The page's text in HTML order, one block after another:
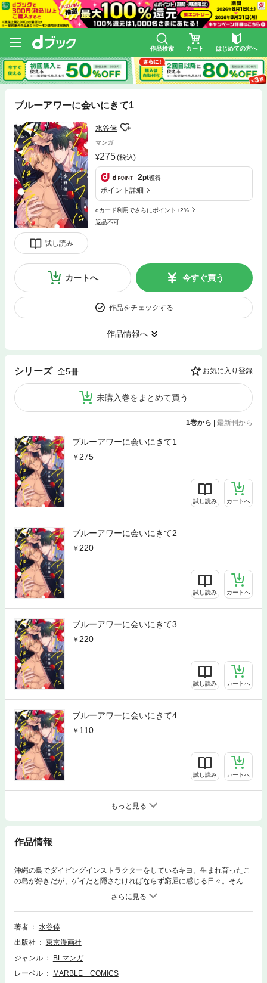
作品検索 カート はじめての方へ
ブルーアワーに会いにきて1
試し読み
水谷倖
マンガ
275(税込)
2pt獲得
ポイント詳細
dカード利用でさらにポイント+2%
返品不可
カートへ 今すぐ買う
作品をチェックする
作品情報へ
シリーズ 全5冊 お気に入り登録
未購入巻をまとめて買う
1巻から | 最新刊から
ブルーアワーに会いにきて1
275
試し読み カートへ
ブルーアワーに会いにきて2
220
試し読み カートへ
ブルーアワーに会いにきて3
220
試し読み カートへ
ブルーアワーに会いにきて4
110
試し読み カートへ
もっと見る
作品情報
沖縄の島でダイビングインストラクターをしているキヨ。生まれ育ったこ
の島が好きだが、ゲイだと隠さなければならず窮屈に感じる日々。そんな
ある日、東京から美人ギャルを引き連れて体験ツアーに参加してきた金持
ちイケメン・大和と出会う。大人の色気を漂わせる大和を前に、仕事中も
意識しまくりのキヨだったがーー!?都会の青年実業家×島国の隠れゲイ生
まれも育ちも違いすぎる2人のワンナイトから燃え上がる遠距離ホットラ
著者
水谷倖
出版社
東京漫画社
ジャンル
BLマンガ
レーベル
MARBLE COMICS